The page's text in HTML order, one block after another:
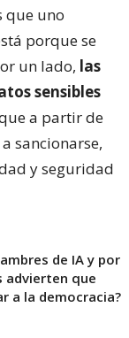
que uno
porque se
un lado, las
sensibles
a partir de
sancionarse,
y seguridad
de IA y por
advierten que
a la democracia?